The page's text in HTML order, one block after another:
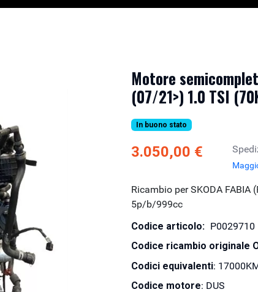
Motore
(07/21>) 1.0 TSI
In buono stato
3.050,00 €
Ricambio per SKODA FABIA
5p/b/999cc
Codice articolo: P0029710
Codice ricambio originale
Codici equivalenti:
Codice motore: DUS